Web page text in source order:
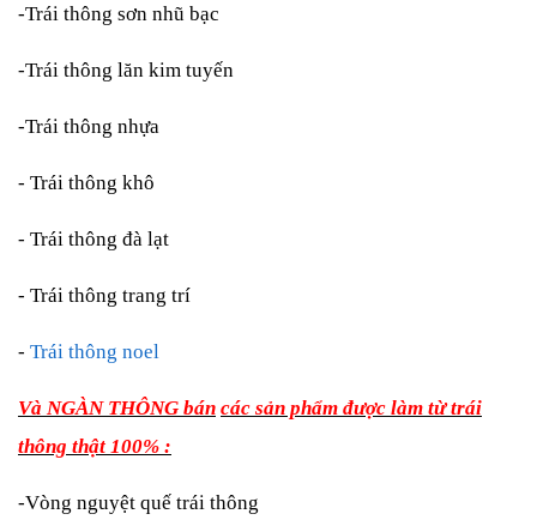
-Trái thông sơn nhũ bạc
-Trái thông lăn kim tuyến
-Trái thông nhựa
- Trái thông khô
- Trái thông đà lạt
- Trái thông trang trí
- Trái thông noel
Và NGÀN THÔNG bán các sản phẩm được làm từ trái
thông thật 100% :
-Vòng nguyệt quế trái thông